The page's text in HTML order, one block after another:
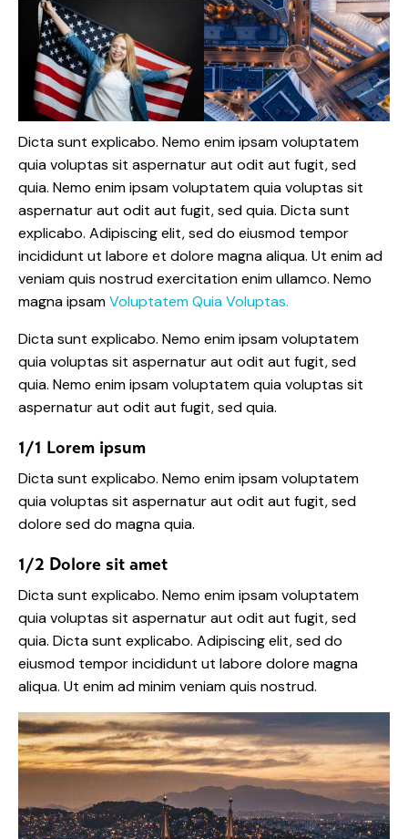
Dicta sunt explicabo. Nemo enim ipsam voluptatem
quia voluptas sit aspernatur aut odit aut fugit, sed
quia. Nemo enim ipsam voluptatem quia voluptas sit
aspernatur aut odit aut fugit, sed quia. Dicta sunt
explicabo. Adipiscing elit, sed do eiusmod tempor
incididunt ut labore et dolore magna aliqua. Ut enim ad
veniam quis nostrud exercitation enim ullamco. Nemo
magna ipsamVoluptatem Quia Voluptas.
Dicta sunt explicabo. Nemo enim ipsam voluptatem
quia voluptas sit aspernatur aut odit aut fugit, sed
quia. Nemo enim ipsam voluptatem quia voluptas sit
aspernatur aut odit aut fugit, sed quia.
1/1 Lorem ipsum
Dicta sunt explicabo. Nemo enim ipsam voluptatem
quia voluptas sit aspernatur aut odit aut fugit, sed
dolore sed do magna quia.
1/2 Dolore sit amet
Dicta sunt explicabo. Nemo enim ipsam voluptatem
quia voluptas sit aspernatur aut odit aut fugit, sed
quia. Dicta sunt explicabo. Adipiscing elit, sed do
eiusmod tempor incididunt ut labore dolore magna
aliqua. Ut enim ad minim veniam quis nostrud.